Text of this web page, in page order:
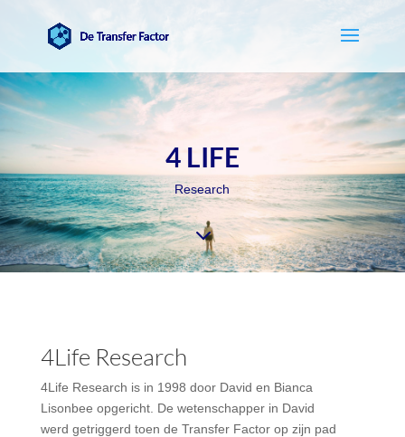
4 LIFE
Research
3
4Life Research
4Life Research is in 1998 door David en Bianca
Lisonbee opgericht. De wetenschapper in David
werd getriggerd toen de Transfer Factor op zijn pad